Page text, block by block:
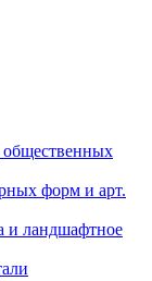
форм и арт.
и ландшафтное